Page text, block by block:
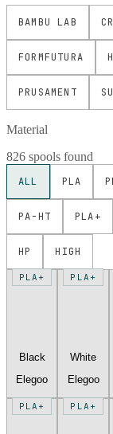
BAMBU LAB
FORMFUTURA
PRUSAMENT
Material
826 spools found
ALL PLA
PA-HT PLA+
HP HIGH
PLA+
Black
Elegoo
PLA+
White
Elegoo
PLA+ PLA+